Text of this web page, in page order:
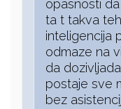
opasnosti
ta t takva
inteligencija
odmaze na
da
postaje sve
bez